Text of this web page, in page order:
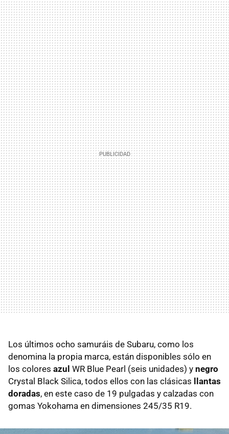
Los últimos ocho samuráis de Subaru, como los
denomina la propia marca, están disponibles sólo en
los colores azul WR Blue Pearl (seis unidades) y negro
Crystal Black Silica, todos ellos con las clásicas llantas
doradas, en este caso de 19 pulgadas y calzadas con
gomas Yokohama en dimensiones 245/35 R19.